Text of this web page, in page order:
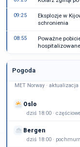
09:25
Eksplozje w
schronienia
08:55
Poważne
Pogoda
MET Norway ·
Oslo
dziś 18:00 ·
Bergen
dziś 18:00 ·